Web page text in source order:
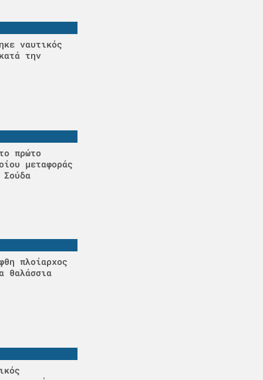
ναυτικός
την
πρώτο
μεταφοράς
πλοίαρχος
θαλάσσια